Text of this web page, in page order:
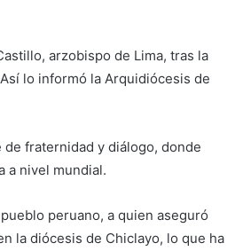
arzobispo de Lima, tras la
lo informó la Arquidiócesis de
fraternidad y diálogo, donde
a nivel mundial.
peruano, a quien aseguró
la diócesis de Chiclayo, lo que ha
los precios de los
Camino de San
Romero inicia recorrido
fortalece la formación de